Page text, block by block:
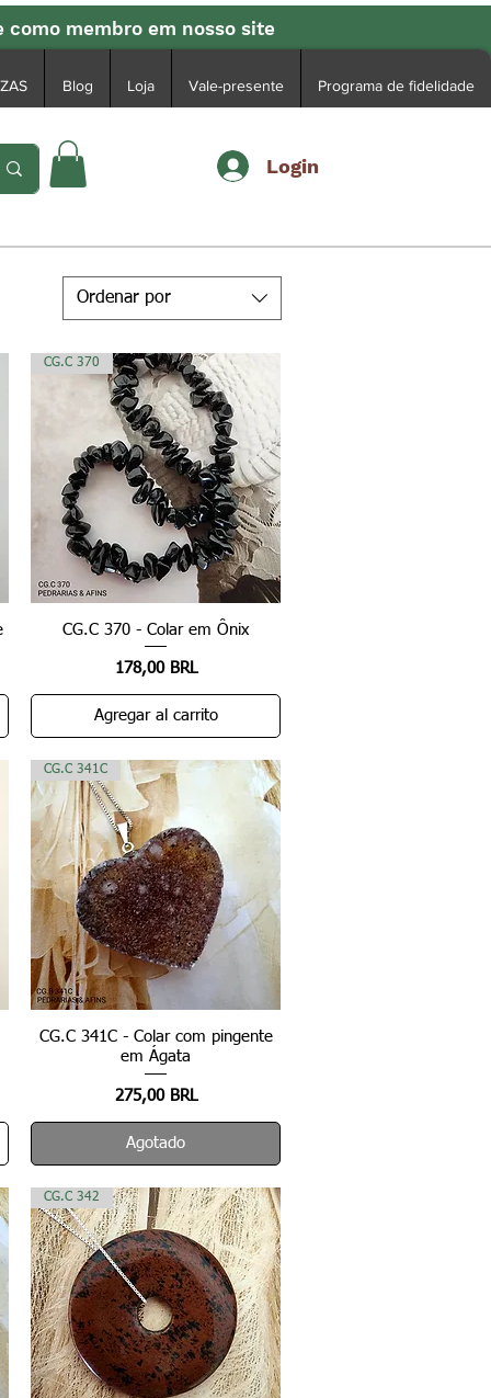
membro em nosso site
Blog Loja Vale-presente Programa de fidelidade
Login
Ordenar por
Vista rápida
CG.C 370
CG.C 370 - Colar em Ônix
Precio
178,00 BRL
Agregar al carrito
Vista rápida
CG.C 341C
CG.C 341C - Colar com pingente
em Ágata
Precio
275,00 BRL
Agotado
CG.C 342